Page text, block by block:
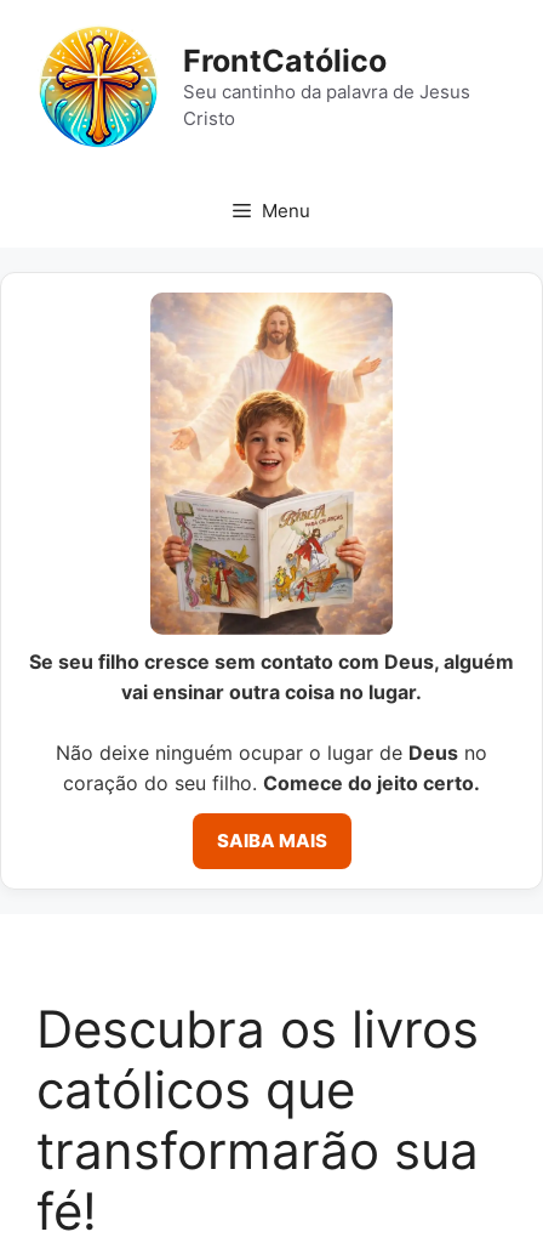
conteúdo
FrontCatólico
Seu cantinho da palavra de Jesus
Cristo
Menu
Se seu filho cresce sem contato com Deus, alguém
vai ensinar outra coisa no lugar.
Não deixe ninguém ocupar o lugar de Deus no
coração do seu filho. Comece do jeito certo.
SAIBA MAIS
Descubra os livros
católicos que
transformarão sua
fé!